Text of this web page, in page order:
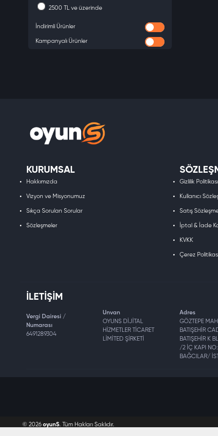
Microsoft Store
oyunS
2500 TL ve üzerinde
İndirimli Ürünler
Kampanyalı Ürünler
KURUMSAL
Hakkımızda
Vizyon ve Misyonumuz
Sıkça Sorulan Sorular
Sözleşmeler
Gizlilik Politikası
Kullanıcı
Satış
İptal & İade
KVKK
Çerez
İLETIŞIM
Vergi Dairesi /
Numarası
6491289304
Unvan
OYUNS DİJİTAL
HİZMETLER TİCARET
LİMİTED ŞİRKETİ
Adres
GÖZTEPE
BATIŞEHİR
BATIŞEHİR K
/2 İÇ KAPI NO:
BAĞCILAR/
© 2026 oyunS. Tüm Hakları Saklıdır.